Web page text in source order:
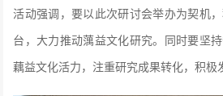
活动强调，要以此次研讨会举办为契机
台，大力推动蕅益文化研究。同时要坚
藕益文化活力，注重研究成果转化，积极